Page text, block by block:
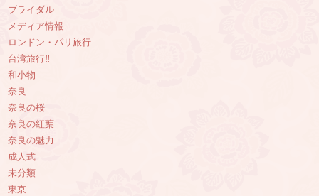
ブライダル
メディア情報
ロンドン・パリ旅行
台湾旅行‼︎
和小物
奈良
奈良の桜
奈良の紅葉
奈良の魅力
成人式
未分類
東京